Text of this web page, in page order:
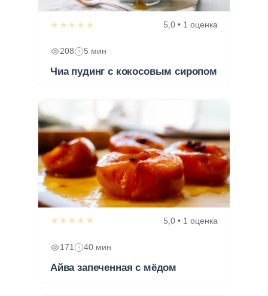
★★★★★ 5,0 • 1 оценка
208 5 мин
Чиа пудинг с кокосовым сиропом
★★★★★ 5,0 • 1 оценка
171 40 мин
Айва запеченная с мёдом